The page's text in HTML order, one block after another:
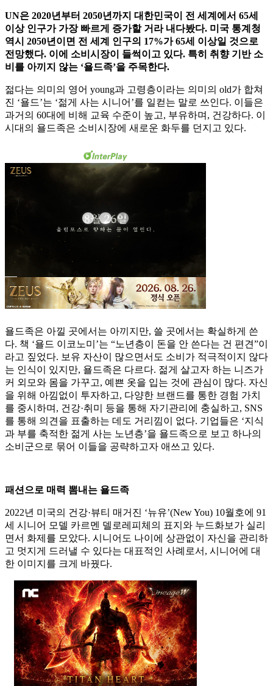
UN은 2020년부터 2050년까지 대한민국이 전 세계에서 65세
이상 인구가 가장 빠르게 증가할 거라 내다봤다. 미국 통계청
역시 2050년이면 전 세계 인구의 17%가 65세 이상일 것으로
전망했다. 이에 소비시장이 들썩이고 있다. 특히 취향 기반 소
비를 아끼지 않는 ‘욜드족’을 주목한다.
젊다는 의미의 영어 young과 고령층이라는 의미의 old가 합쳐
진 ‘욜드’는 ‘젊게 사는 시니어’를 일컫는 말로 쓰인다. 이들은
과거의 60대에 비해 교육 수준이 높고, 부유하며, 건강하다. 이
시대의 욜드족은 소비시장에 새로운 화두를 던지고 있다.
욜드족은 아낄 곳에서는 아끼지만, 쓸 곳에서는 확실하게 쓴
다. 책 ‘욜드 이코노미’는 “노년층이 돈을 안 쓴다는 건 편견”이
라고 짚었다. 보유 자산이 많으면서도 소비가 적극적이지 않다
는 인식이 있지만, 욜드족은 다르다. 젊게 살고자 하는 니즈가
커 외모와 몸을 가꾸고, 예쁜 옷을 입는 것에 관심이 많다. 자신
을 위해 아낌없이 투자하고, 다양한 브랜드를 통한 경험 가치
를 중시하며, 건강·취미 등을 통해 자기관리에 충실하고, SNS
를 통해 의견을 표출하는 데도 거리낌이 없다. 기업들은 ‘지식
과 부를 축적한 젊게 사는 노년층’을 욜드족으로 보고 하나의
소비군으로 묶어 이들을 공략하고자 애쓰고 있다.
패션으로 매력 뽐내는 욜드족
2022년 미국의 건강·뷰티 매거진 ‘뉴유’(New You) 10월호에 91
세 시니어 모델 카르멘 델로레피체의 표지와 누드화보가 실리
면서 화제를 모았다. 시니어도 나이에 상관없이 자신을 관리하
고 멋지게 드러낼 수 있다는 대표적인 사례로서, 시니어에 대
한 이미지를 크게 바꿨다.